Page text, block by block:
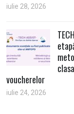
iulie 28, 2026
voucherelor
iulie 24, 2026